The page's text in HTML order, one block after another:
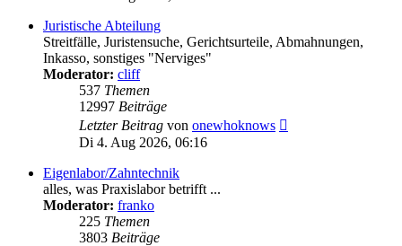
Juristische Abteilung
Streitfälle, Juristensuche, Gerichtsurteile, Abmahnungen,
Inkasso, sonstiges "Nerviges"
Moderator: cliff
537 Themen
12997 Beiträge
Letzter Beitrag von onewhoknows
Di 4. Aug 2026, 06:16
Eigenlabor/Zahntechnik
alles, was Praxislabor betrifft ...
Moderator: franko
225 Themen
3803 Beiträge